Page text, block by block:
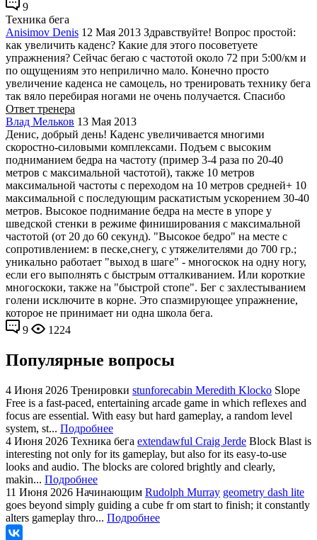
9
Техника бега
Anisimov Denis 12 Мая 2013 Здравствуйте! Вопрос простой:
как увеличить каденс? Какие для этого посоветуете
упражнения? Сейчас бегаю с частотой около 72 при 5:00/км и
по ощущениям это неприлично мало. Конечно просто
увеличение каденса не самоцель, но тренировать технику бега
так вяло перебирая ногами не очень получается. Спасибо
Ответ тренера
Влад Мельков 13 Мая 2013
Денис, добрый день! Каденс увеличивается многими
скоростно-силовыми комплексами. Подъем с высоким
подниманием бедра на частоту (пример 3-4 раза по 20-40
метров с максимальной частотой), также 10 метров
максимальной частоты с переходом на 10 метров средней+ 10
максимальной с последующим раскатистым ускорением 30-40
метров. Высокое поднимание бедра на месте в упоре у
шведской стенки в режиме финиширования с максимальной
частотой (от 20 до 60 секунд). "Высокое бедро" на месте с
сопротивлением: в песке,снегу, с утяжелителями до 700 гр.;
уникально работает "выход в шаге" - многоскок на одну ногу,
если его выполнять с быстрым отталкиванием. Или короткие
многоскоки, также на "быстрой стопе". Бег с захлестыванием
голени исключите в корне. Это спазмирующее упражнение,
которое не принимает ни одна школа бега.
9
1224
Популярные вопросы
4 Июня 2026 Тренировки stunforecabin Meredith Klocko Slope
Free is a fast-paced, entertaining arcade game in which reflexes and
focus are essential. With easy but hard gameplay, a random level
system, st... Подробнее
4 Июня 2026 Техника бега extendawful Craig Jerde Block Blast is
interesting not only for its gameplay, but also for its easy-to-use
looks and audio. The blocks are colored brightly and clearly,
makin... Подробнее
11 Июня 2026 Начинающим Rudolph Murray geometry dash lite
goes beyond simply guiding a cube fr om start to finish; it constantly
alters gameplay thro... Подробнее